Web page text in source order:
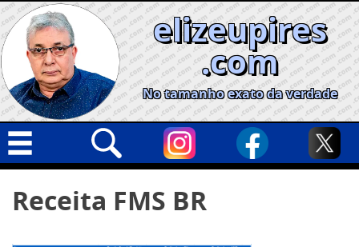
Skip
to
content
elizeupires
.com
No tamanho exato da verdade
Geral
por:
Receita FMS BR